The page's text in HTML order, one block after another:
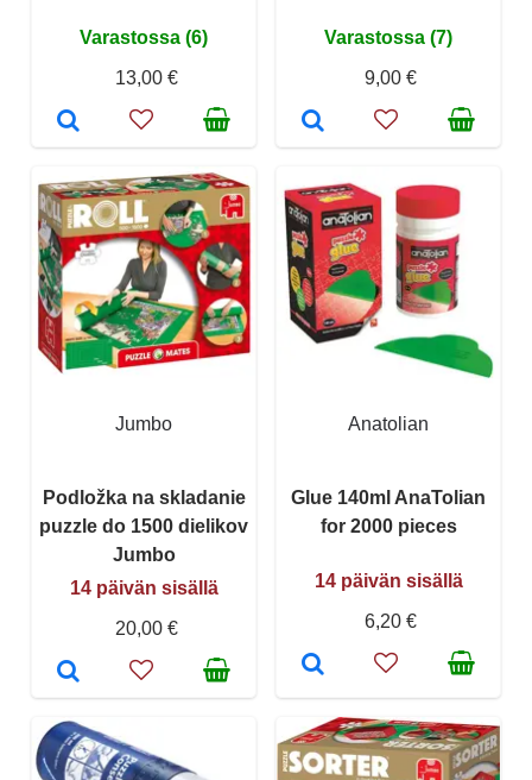
Varastossa (6)
13,00 €
Varastossa (7)
9,00 €
Jumbo
Podložka na skladanie
puzzle do 1500 dielikov
Jumbo
14 päivän sisällä
20,00 €
Anatolian
Glue 140ml AnaTolian
for 2000 pieces
14 päivän sisällä
6,20 €